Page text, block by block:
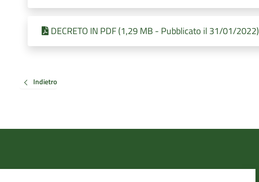
DECRETO IN PDF (1,29 MB - Pubblicato il 31/01/2022)
Indietro